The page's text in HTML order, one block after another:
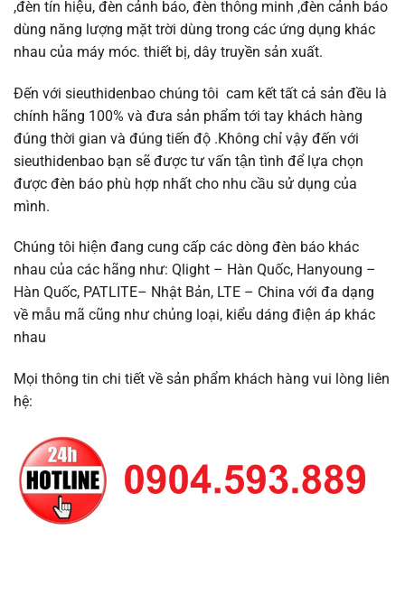
,đèn tín hiệu, đèn cảnh báo, đèn thông minh ,đèn cảnh báo
dùng năng lượng mặt trời dùng trong các ứng dụng khác
nhau của máy móc. thiết bị, dây truyền sản xuất.
Đến với sieuthidenbao chúng tôi cam kết tất cả sản đều là
chính hãng 100% và đưa sản phẩm tới tay khách hàng
đúng thời gian và đúng tiến độ .Không chỉ vậy đến với
sieuthidenbao bạn sẽ được tư vấn tận tình để lựa chọn
được đèn báo phù hợp nhất cho nhu cầu sử dụng của
mình.
Chúng tôi hiện đang cung cấp các dòng đèn báo khác
nhau của các hãng như: Qlight – Hàn Quốc, Hanyoung –
Hàn Quốc, PATLITE– Nhật Bản, LTE – China với đa dạng
về mẫu mã cũng như chủng loại, kiểu dáng điện áp khác
nhau
Mọi thông tin chi tiết về sản phẩm khách hàng vui lòng liên
hệ: